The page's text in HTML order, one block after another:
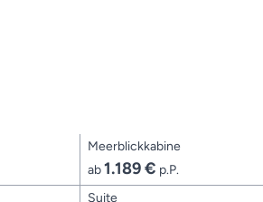
Meerblickkabine
ab1.189 € p.P.
Suite